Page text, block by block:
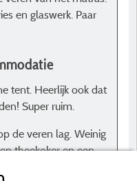
en glaswerk. Paar
tent. Heerlijk ook dat
Super ruim.
de veren lag. Weinig
theekoker en een